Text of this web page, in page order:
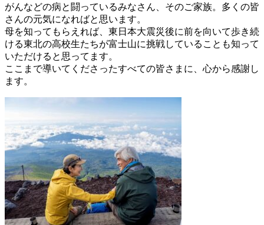
がんなどの病と闘っているみなさん、そのご家族。多くの皆
さんの元気になればと思います。
母を知ってもらえれば、東日本大震災後に前を向いて歩き続
ける東北の高校生たちが富士山に挑戦していることも知って
いただけると思ってます。
ここまで導いてくださったすべての皆さまに、心から感謝し
ます。